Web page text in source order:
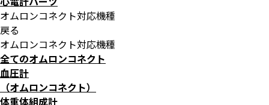
オムロンコネクト対応機種
戻る
オムロンコネクト対応機種
全てのオムロンコネクト
血圧計
（オムロンコネクト）
体重体組成計